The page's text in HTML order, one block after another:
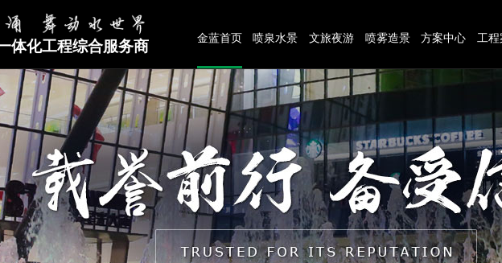
体化工程综合服务商 金蓝首页 喷泉水景 文旅夜游 喷雾造景 方案中心 工
联系我们